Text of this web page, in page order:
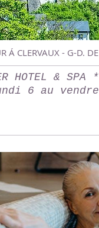
Á CLERVAUX - G-D.
HOTEL &
6 au